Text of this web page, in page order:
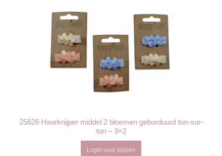
25626 Haarknijper middel 2 bloemen geborduurd ton-sur-
ton – 3×2
Login voor prijzen